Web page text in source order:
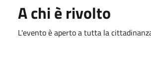
A chi è rivolto
L'evento è aperto a tutta la